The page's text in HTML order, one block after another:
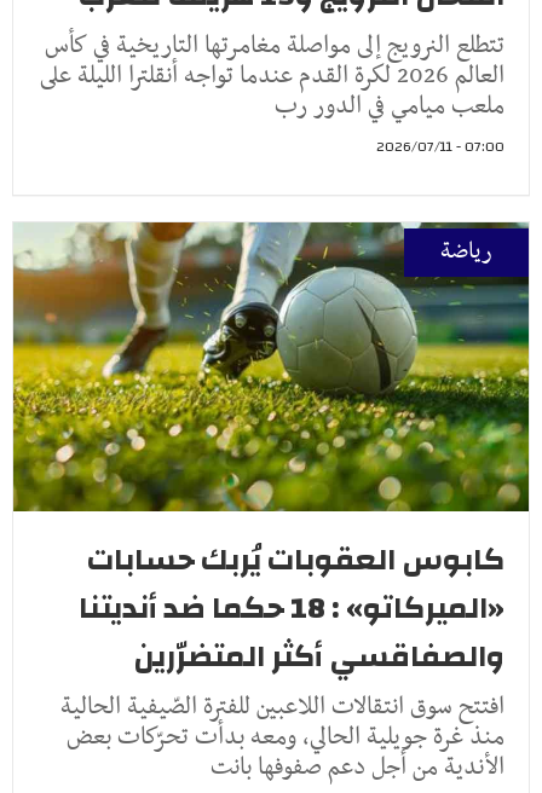
تتطلع النرويج إلى مواصلة مغامرتها التاريخية في كأس
العالم 2026 لكرة القدم عندما تواجه أنقلترا الليلة على
ملعب ميامي في الدور رب
07:00 - 2026/07/11
رياضة
كابوس العقوبات يُربك حسابات
«الميركاتو» : 18 حكما ضد أنديتنا
والصفاقسي أكثر المتضرّرين
افتتح سوق انتقالات اللاعبين للفترة الصّيفية الحالية
منذ غرة جويلية الحالي، ومعه بدأت تحرّكات بعض
الأندية من أجل دعم صفوفها بانت